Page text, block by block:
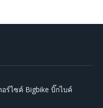
ร์ไซค์ Bigbike บิ๊กไบค์